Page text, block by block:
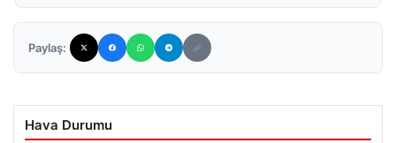
Paylaş:
Hava Durumu